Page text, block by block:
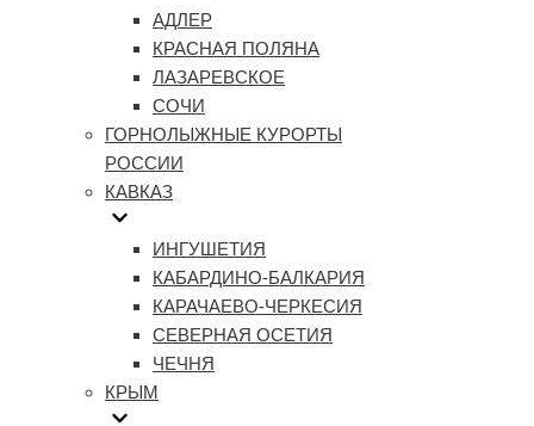
АДЛЕР
КРАСНАЯ ПОЛЯНА
ЛАЗАРЕВСКОЕ
СОЧИ
ГОРНОЛЫЖНЫЕ КУРОРТЫ
РОССИИ
КАВКАЗ
ИНГУШЕТИЯ
КАБАРДИНО-БАЛКАРИЯ
КАРАЧАЕВО-ЧЕРКЕСИЯ
СЕВЕРНАЯ ОСЕТИЯ
ЧЕЧНЯ
КРЫМ